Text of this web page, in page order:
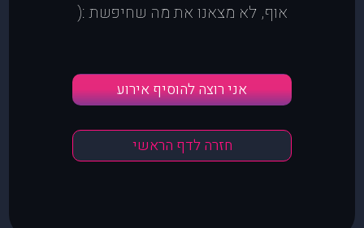
אוף, לא מצאנו את מה שחיפשת :(
אני רוצה להוסיף אירוע
חזרה לדף הראשי